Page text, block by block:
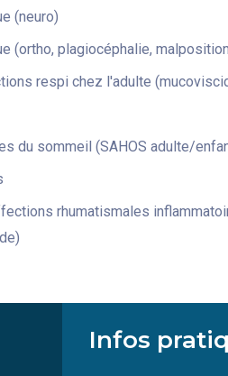
(neuro)
(ortho, plagiocéphalie,
respi chez l'adulte
du sommeil (SAHOS adulte/
rhumatismales
Infos